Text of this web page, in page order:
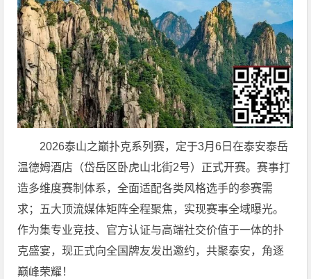
2026泰山之巅扑克系列赛，定于3月6日在泰安泰岳
温德姆酒店（岱岳区卧虎山北街2号）正式开赛。赛事打
造多维度赛制体系，全面适配各类风格选手的参赛需
求；五大顶流媒体矩阵全程聚焦，实现赛事全域曝光。
作为集专业竞技、官方认证与高端社交价值于一体的扑
克盛宴，现正式向全国牌友发出邀约，共聚泰安，角逐
巅峰荣耀！